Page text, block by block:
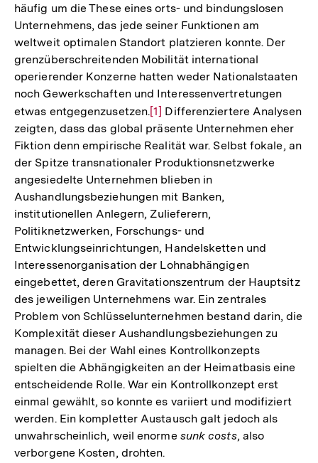
häufig um die These eines orts- und bindungslosen
Unternehmens, das jede seiner Funktionen am
weltweit optimalen Standort platzieren konnte. Der
grenzüberschreitenden Mobilität international
operierender Konzerne hatten weder Nationalstaaten
noch Gewerkschaften und Interessenvertretungen
etwas entgegenzusetzen.Zur
Auflösung
der
Fußnote
[1] Differenziertere Analysen
zeigten, dass das global präsente Unternehmen eher
Fiktion denn empirische Realität war. Selbst fokale, an
der Spitze transnationaler Produktionsnetzwerke
angesiedelte Unternehmen blieben in
Aushandlungsbeziehungen mit Banken,
institutionellen Anlegern, Zulieferern,
Politiknetzwerken, Forschungs- und
Entwicklungseinrichtungen, Handelsketten und
Interessenorganisation der Lohnabhängigen
eingebettet, deren Gravitationszentrum der Hauptsitz
des jeweiligen Unternehmens war. Ein zentrales
Problem von Schlüsselunternehmen bestand darin, die
Komplexität dieser Aushandlungsbeziehungen zu
managen. Bei der Wahl eines Kontrollkonzepts
spielten die Abhängigkeiten an der Heimatbasis eine
entscheidende Rolle. War ein Kontrollkonzept erst
einmal gewählt, so konnte es variiert und modifiziert
werden. Ein kompletter Austausch galt jedoch als
unwahrscheinlich, weil enorme sunk costs, also
verborgene Kosten, drohten.